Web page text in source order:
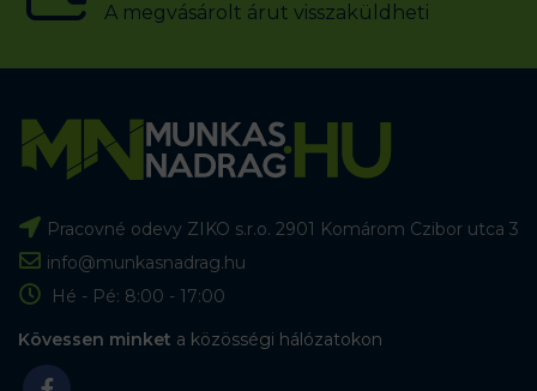
A megvásárolt árut visszaküldheti
Pracovné odevy ZIKO s.r.o. 2901 Komárom Czibor utca 3
info@munkasnadrag.hu
Hé - Pé: 8:00 - 17:00
Kövessen minket a közösségi hálózatokon